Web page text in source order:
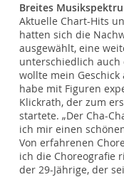
Breites
Aktuelle Chart-Hits
hatten sich die
ausgewählt, eine
unterschiedlich auch
wollte mein
habe mit Figuren
Klickrath, der zum
startete. „Der Cha-
ich mir einen
Von erfahrenen
ich die Choreografie
der 29-Jährige, der